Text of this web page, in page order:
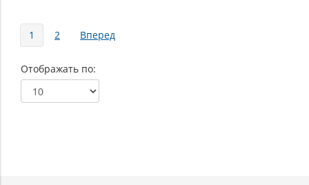
Страницы
1 2 Вперед
Отображать по